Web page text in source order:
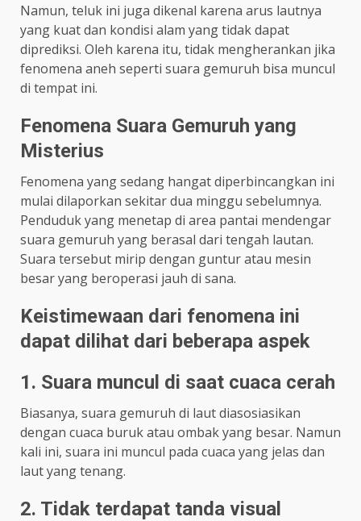
Namun, teluk ini juga dikenal karena arus lautnya
yang kuat dan kondisi alam yang tidak dapat
diprediksi. Oleh karena itu, tidak mengherankan jika
fenomena aneh seperti suara gemuruh bisa muncul
di tempat ini.
Fenomena Suara Gemuruh yang
Misterius
Fenomena yang sedang hangat diperbincangkan ini
mulai dilaporkan sekitar dua minggu sebelumnya.
Penduduk yang menetap di area pantai mendengar
suara gemuruh yang berasal dari tengah lautan.
Suara tersebut mirip dengan guntur atau mesin
besar yang beroperasi jauh di sana.
Keistimewaan dari fenomena ini
dapat dilihat dari beberapa aspek
1. Suara muncul di saat cuaca cerah
Biasanya, suara gemuruh di laut diasosiasikan
dengan cuaca buruk atau ombak yang besar. Namun
kali ini, suara ini muncul pada cuaca yang jelas dan
laut yang tenang.
2. Tidak terdapat tanda visual